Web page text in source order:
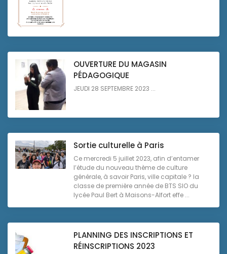
OUVERTURE DU MAGASIN
PÉDAGOGIQUE
JEUDI 28 SEPTEMBRE 2023 ...
Sortie culturelle à Paris
Ce mercredi 5 juillet 2023, afin d’entamer
l’étude du nouveau thème de culture
générale, à savoir Paris, ville capitale ? la
classe de première année de BTS SIO du
lycée Paul Bert à Maisons-Alfort effe ...
PLANNING DES INSCRIPTIONS ET
RÉINSCRIPTIONS 2023